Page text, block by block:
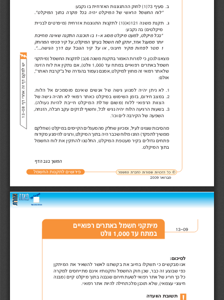
ב. סעיף 73)1( לחוק ההתגוננות האזרחית בו נקבע:
"לוח החשמל הראשי של המיקלט יהיה בכל מקרה בתוך המיקלט".
ג . תקנת משנה 121)א()1( לתקנות התגוננות אזרחית )מיפרטים לבניית
מיקלטים( בה נקבע:
"בכל מיקלט, למעט מיקלט מסוג א-1 בו תוכננה התקנה שאינה מחייבת
יותר ממעגל אחד, יותקן לוח חשמל בעיקר המיקלט, על קיר פנימי המרוחק
1 מטר לפחות מקיר חיצוני, או על קיר הגובל עם דרך הגישה...".
מצאנו לנכון, כי למרות האמור בתקנת משנה 6)ב( לתקנות החשמל )מיתקני
חשמל באתרים רפואיים במתח עד 1,000 וולט(, אם נתקין את לוח הזינה
של אתר רפואי זה מחוץ למיקלט, אמנם נעמוד בהגדרה של ב"קרבת האתר",
אולם:
.1 לא ניתן יהיה למנוע גישה של אנשים שאינם מוסמכים אל הלוח.
.2 במצב חירום, בזמן השימוש במיקלט כאתר רפואי לא תהיה גישה של
הצוו ת הרפואי ללוח )משום שדלת המיקלט חייבת להיות נעולה(.
.3 בשעות הרגיעה הלוח יהיה נגיש לכל, וחשוף לנזקים עקב חבלה, הזנחה,
השפעה של הקירבה לים וכו'.
מהסיבות שצוינו לעיל, ומכיוון שחלק מהמעגלים הקיימים במיקלט )שחלקם
ממשיך לתפקד( הוזנו מלוח שכבר היה בתוך המיקלט, ורצינו להימנע מקידוח
פתחי ם גדולים בקיר מעטפת המיקלט, החלטנו להתקין את לוח החשמל
בתוך המיקלט.
פירושים לתקנות החשמל
יש
ל
מ
ק
ם
ד
ף
ז
ה
א
ח
ר
י
ד
ף
1
3
-
0
8
המשך בגב הדף
13-09
לסיכום:
תשקלו כי מבקשיםאנו
בקשתנו את בחיוב לאשר
המיתקן את להשאיר
החשמל חוק שכן כבר, זה שבוצעכפי
ותקנותיו אינם מתייחסים למקרה
כל כך חריג של אתר רפואי לשעת
חירום שנבנה בתוך מיקלט קיים )מבנה
חיצוני עצמאי(, שלא תוכנן מלכתחילה להיות אתר רפואי.
תשובת הוועדה
מיתקני חשמל באתרים רפואיים
במתח עד 1,000 וולט